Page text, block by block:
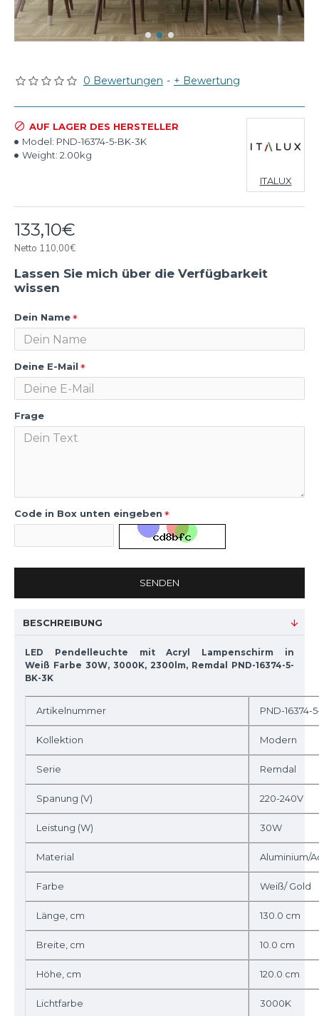
0 Bewertungen - + Bewertung
133,10€
Netto 110,00€
AUF LAGER DES HERSTELLER
Model: PND-16374-5-BK-3K
Weight: 2.00kg
ITALUX
Lassen Sie mich über die Verfügbarkeit
wissen
Dein Name
Deine E-Mail
Frage
Code in Box unten eingeben
SENDEN
BESCHREIBUNG
LED Pendelleuchte mit Acryl Lampenschirm in
Weiß Farbe 30W, 3000K, 2300lm, Remdal PND-16374-5-
BK-3K
Artikelnummer PND-16374-
Kollektion Modern
Serie Remdal
Spanung (V) 220-240V
Leistung (W) 30W
Material Aluminium/
Farbe Weiß/ Gold
Länge, cm 130.0 cm
Breite, cm 10.0 cm
Höhe, cm 120.0 cm
Lichtfarbe 3000K